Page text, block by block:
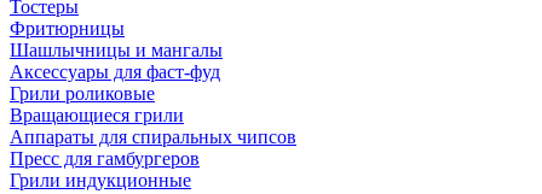
Тостеры
Фритюрницы
Шашлычницы и мангалы
Аксессуары для фаст-фуд
Грили роликовые
Вращающиеся грили
Аппараты для спиральных чипсов
Пресс для гамбургеров
Грили индукционные